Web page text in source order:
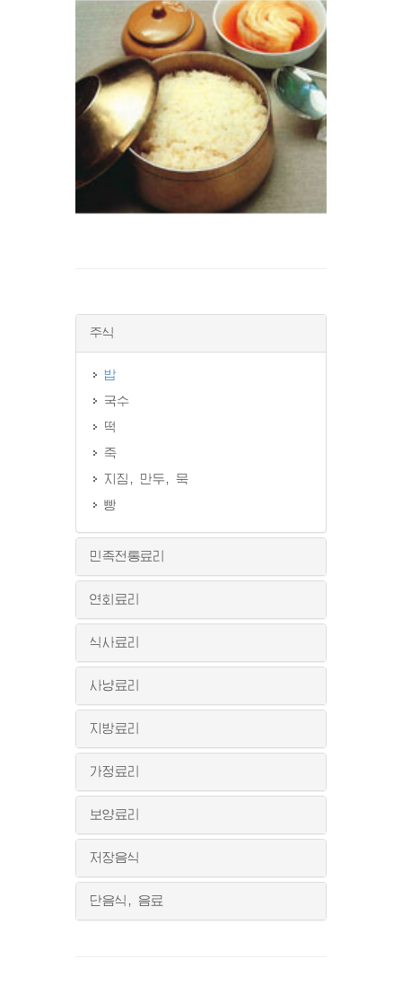
주식
밥
국수
떡
죽
지짐, 만두, 묵
빵
민족전통료리
연회료리
식사료리
사냥료리
지방료리
가정료리
보양료리
저장음식
단음식, 음료